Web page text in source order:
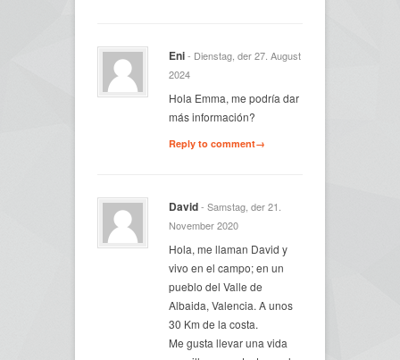
Eni- Dienstag, der 27. August
2024
Hola Emma, me podría dar
más información?
Reply to comment→
David- Samstag, der 21.
November 2020
Hola, me llaman David y
vivo en el campo; en un
pueblo del Valle de
Albaida, Valencia. A unos
30 Km de la costa.
Me gusta llevar una vida